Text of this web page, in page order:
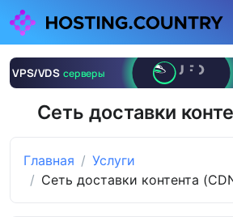
Сеть доставки
Главная
Услуги
Сеть доставки контента